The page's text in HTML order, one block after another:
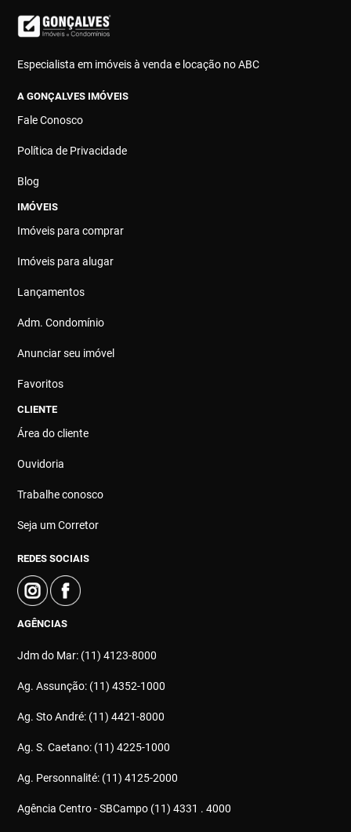
Especialista em imóveis à venda e locação no ABC
A GONÇALVES IMÓVEIS
Fale Conosco
Política de Privacidade
Blog
IMÓVEIS
Imóveis para comprar
Imóveis para alugar
Lançamentos
Adm. Condomínio
Anunciar seu imóvel
Favoritos
CLIENTE
Área do cliente
Ouvidoria
Trabalhe conosco
Seja um Corretor
REDES SOCIAIS
AGÊNCIAS
Jdm do Mar: (11) 4123-8000
Ag. Assunção: (11) 4352-1000
Ag. Sto André: (11) 4421-8000
Ag. S. Caetano: (11) 4225-1000
Ag. Personnalité: (11) 4125-2000
Agência Centro - SBCampo (11) 4331 . 4000